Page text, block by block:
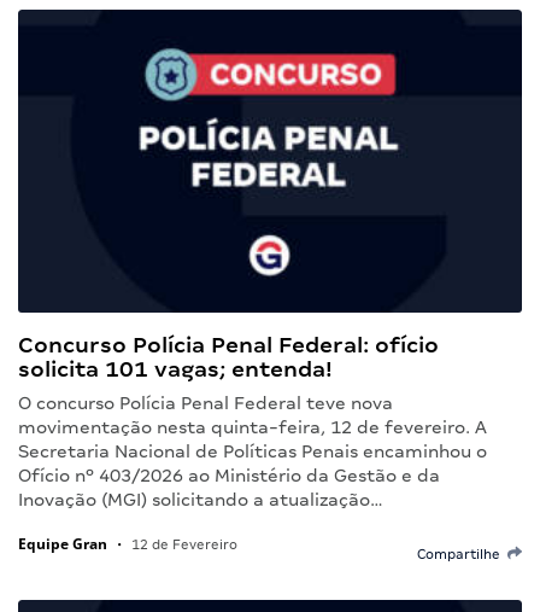
Concurso Polícia Penal Federal: ofício
solicita 101 vagas; entenda!
O concurso Polícia Penal Federal teve nova
movimentação nesta quinta-feira, 12 de fevereiro. A
Secretaria Nacional de Políticas Penais encaminhou o
Ofício nº 403/2026 ao Ministério da Gestão e da
Inovação (MGI) solicitando a atualização…
Equipe Gran • 12 de Fevereiro
Compartilhe